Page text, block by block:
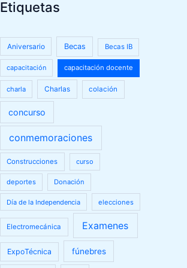
Etiquetas
Aniversario Becas Becas IB
capacitación capacitación docente
charla Charlas colación
concurso
conmemoraciones
Construcciones curso
deportes Donación
Día de la Independencia elecciones
Electromecánica Examenes
ExpoTécnica fúnebres